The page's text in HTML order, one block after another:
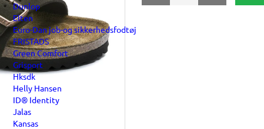
Dunlop
Elten
Euro-Dan job-og sikkerhedsfodtøj
FRISTADS
Green Comfort
Grisport
Hksdk
Helly Hansen
ID® Identity
Jalas
Kansas